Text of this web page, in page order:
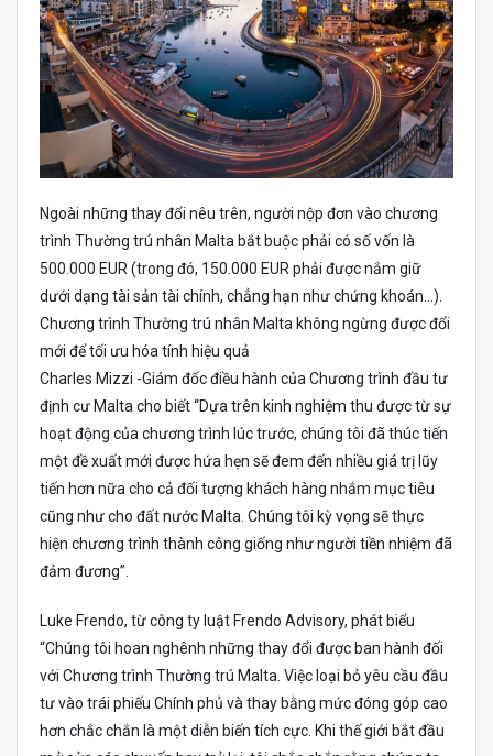
Ngoài những thay đổi nêu trên, người nộp đơn vào chương
trình Thường trú nhân Malta bắt buộc phải có số vốn là
500.000 EUR (trong đó, 150.000 EUR phải được nắm giữ
dưới dạng tài sản tài chính, chẳng hạn như chứng khoán…).
Chương trình Thường trú nhân Malta không ngừng được đổi
mới để tối ưu hóa tính hiệu quả
Charles Mizzi -Giám đốc điều hành của Chương trình đầu tư
định cư Malta cho biết “Dựa trên kinh nghiệm thu được từ sự
hoạt động của chương trình lúc trước, chúng tôi đã thúc tiến
một đề xuất mới được hứa hẹn sẽ đem đến nhiều giá trị lũy
tiến hơn nữa cho cả đối tượng khách hàng nhắm mục tiêu
cũng như cho đất nước Malta. Chúng tôi kỳ vọng sẽ thực
hiện chương trình thành công giống như người tiền nhiệm đã
đảm đương”.
Luke Frendo, từ công ty luật Frendo Advisory, phát biểu
“Chúng tôi hoan nghênh những thay đổi được ban hành đối
với Chương trình Thường trú Malta. Việc loại bỏ yêu cầu đầu
tư vào trái phiếu Chính phủ và thay bằng mức đóng góp cao
hơn chắc chắn là một diễn biến tích cực. Khi thế giới bắt đầu